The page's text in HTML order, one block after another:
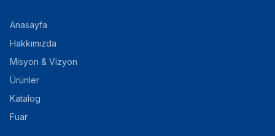
Anasayfa
Hakkımızda
Misyon & Vizyon
Ürünler
Katalog
Fuar